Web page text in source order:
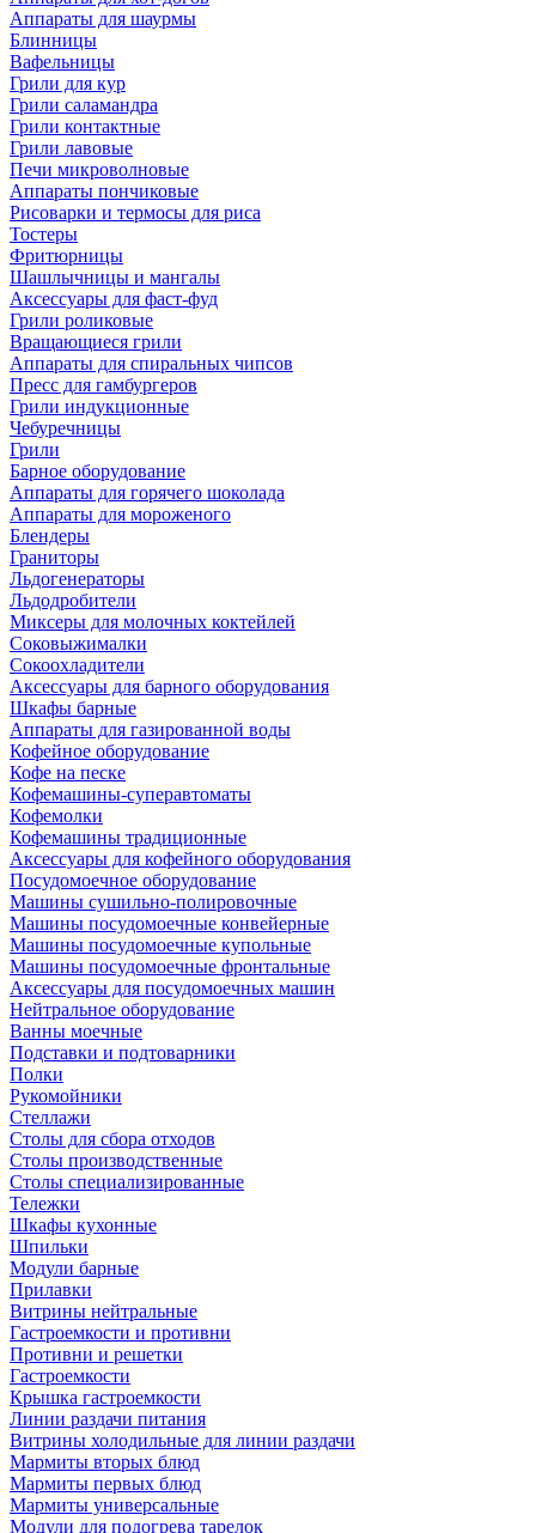
Аппараты для шаурмы
Блинницы
Вафельницы
Грили для кур
Грили саламандра
Грили контактные
Грили лавовые
Печи микроволновые
Аппараты пончиковые
Рисоварки и термосы для риса
Тостеры
Фритюрницы
Шашлычницы и мангалы
Аксессуары для фаст-фуд
Грили роликовые
Вращающиеся грили
Аппараты для спиральных чипсов
Пресс для гамбургеров
Грили индукционные
Чебуречницы
Грили
Барное оборудование
Аппараты для горячего шоколада
Аппараты для мороженого
Блендеры
Граниторы
Льдогенераторы
Льдодробители
Миксеры для молочных коктейлей
Соковыжималки
Сокоохладители
Аксессуары для барного оборудования
Шкафы барные
Аппараты для газированной воды
Кофейное оборудование
Кофе на песке
Кофемашины-суперавтоматы
Кофемолки
Кофемашины традиционные
Аксессуары для кофейного оборудования
Посудомоечное оборудование
Машины сушильно-полировочные
Машины посудомоечные конвейерные
Машины посудомоечные купольные
Машины посудомоечные фронтальные
Аксессуары для посудомоечных машин
Нейтральное оборудование
Ванны моечные
Подставки и подтоварники
Полки
Рукомойники
Стеллажи
Столы для сбора отходов
Столы производственные
Столы специализированные
Тележки
Шкафы кухонные
Шпильки
Модули барные
Прилавки
Витрины нейтральные
Гастроемкости и противни
Противни и решетки
Гастроемкости
Крышка гастроемкости
Линии раздачи питания
Витрины холодильные для линии раздачи
Мармиты вторых блюд
Мармиты первых блюд
Мармиты универсальные
Модули для подогрева тарелок